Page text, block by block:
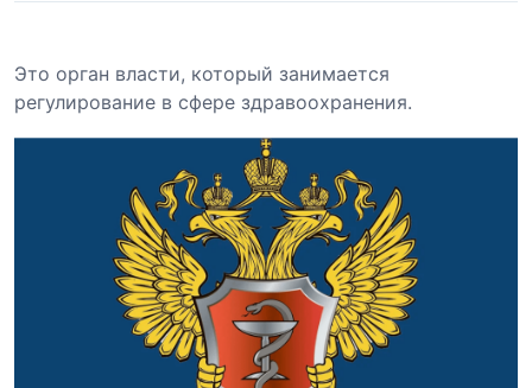
Это орган власти, который занимается
регулирование в сфере здравоохранения.